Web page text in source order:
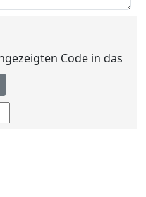
Code in das